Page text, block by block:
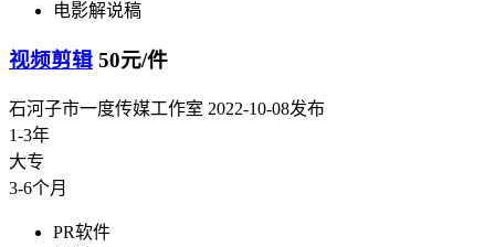
电影解说稿
视频剪辑 50元/件
石河子市一度传媒工作室 2022-10-08发布
1-3年
大专
3-6个月
PR软件